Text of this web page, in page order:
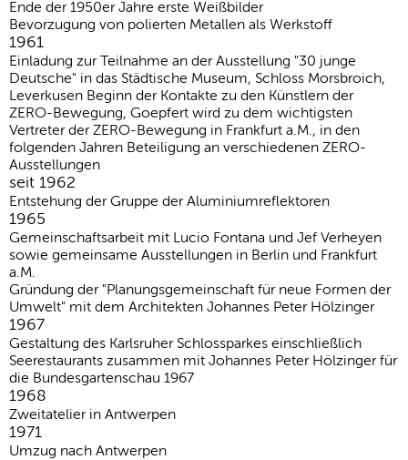
Ende der 1950er Jahre erste Weißbilder
Bevorzugung von polierten Metallen als Werkstoff
1961
Einladung zur Teilnahme an der Ausstellung "30 junge
Deutsche" in das Städtische Museum, Schloss Morsbroich,
Leverkusen Beginn der Kontakte zu den Künstlern der
ZERO-Bewegung, Goepfert wird zu dem wichtigsten
Vertreter der ZERO-Bewegung in Frankfurt a.M., in den
folgenden Jahren Beteiligung an verschiedenen ZERO-
Ausstellungen
seit 1962
Entstehung der Gruppe der Aluminiumreflektoren
1965
Gemeinschaftsarbeit mit Lucio Fontana und Jef Verheyen
sowie gemeinsame Ausstellungen in Berlin und Frankfurt
a.M.
Gründung der "Planungsgemeinschaft für neue Formen der
Umwelt" mit dem Architekten Johannes Peter Hölzinger
1967
Gestaltung des Karlsruher Schlossparkes einschließlich
Seerestaurants zusammen mit Johannes Peter Hölzinger für
die Bundesgartenschau 1967
1968
Zweitatelier in Antwerpen
1971
Umzug nach Antwerpen